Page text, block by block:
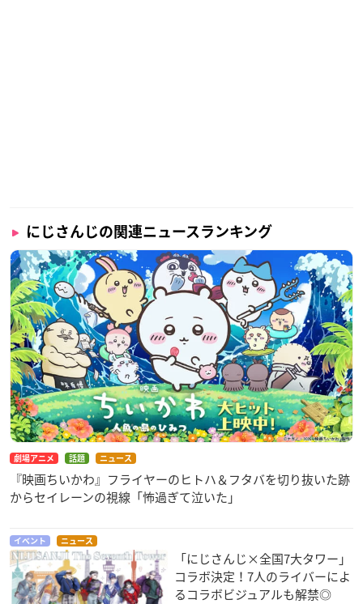
にじさんじの関連ニュースランキング
劇場アニメ 話題 ニュース
『映画ちいかわ』フライヤーのヒトハ＆フタバを切り抜いた跡
からセイレーンの視線「怖過ぎて泣いた」
イベント ニュース
「にじさんじ×全国7大タワー」
コラボ決定！7人のライバーによ
るコラボビジュアルも解禁◎